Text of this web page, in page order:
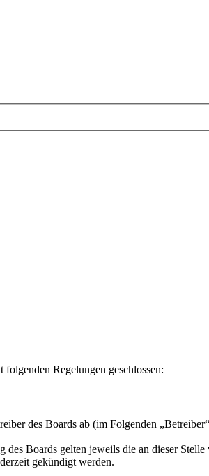
Regelungen geschlossen:
des Boards ab (im Folgenden
Boards gelten jeweils die an dieser
gekündigt werden.